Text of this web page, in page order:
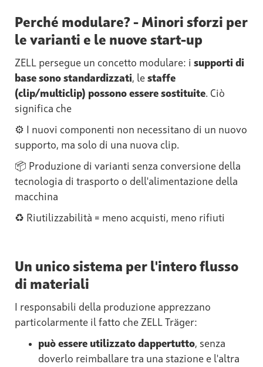
Perché modulare? - Minori sforzi per
le varianti e le nuove start-up
ZELL persegue un concetto modulare: i supporti di
base sono standardizzati, le staffe
(clip/multiclip) possono essere sostituite. Ciò
significa che
⚙️ I nuovi componenti non necessitano di un nuovo
supporto, ma solo di una nuova clip.
📦 Produzione di varianti senza conversione della
tecnologia di trasporto o dell'alimentazione della
macchina
♻️ Riutilizzabilità = meno acquisti, meno rifiuti
Un unico sistema per l'intero flusso
di materiali
I responsabili della produzione apprezzano
particolarmente il fatto che ZELL Träger:
può essere utilizzato dappertutto, senza
doverlo reimballare tra una stazione e l'altra